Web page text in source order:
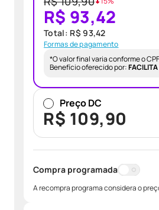
R$ 93,42
Total: R$ 93,42
Formas de pagamento
*O valor final varia conforme o
Benefício oferecido por:
Preço DC
R$ 109,90
Compra programada
A recompra programa considera o